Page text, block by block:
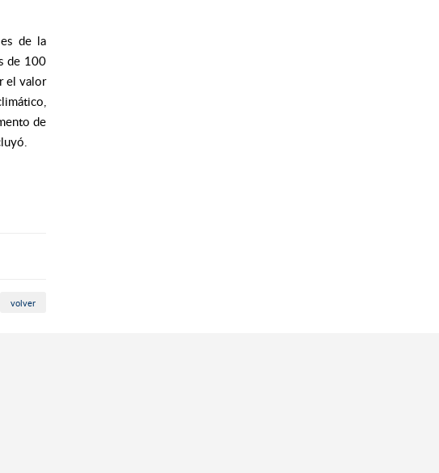
de la
de 100
el valor
de
volver